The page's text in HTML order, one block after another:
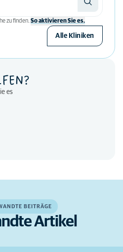
zu finden. So aktivieren Sie es.
Alle Kliniken
es
BEITRÄGE
Artikel